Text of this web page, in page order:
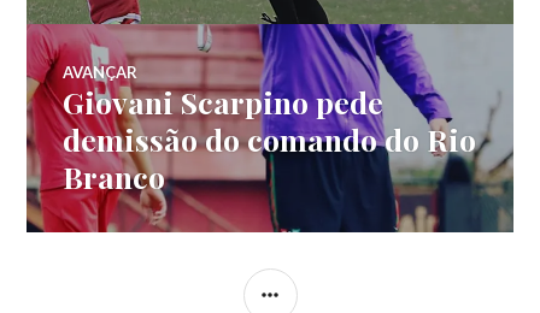
AVANÇAR
Giovani Scarpino pede
demissão do comando do Rio
Branco